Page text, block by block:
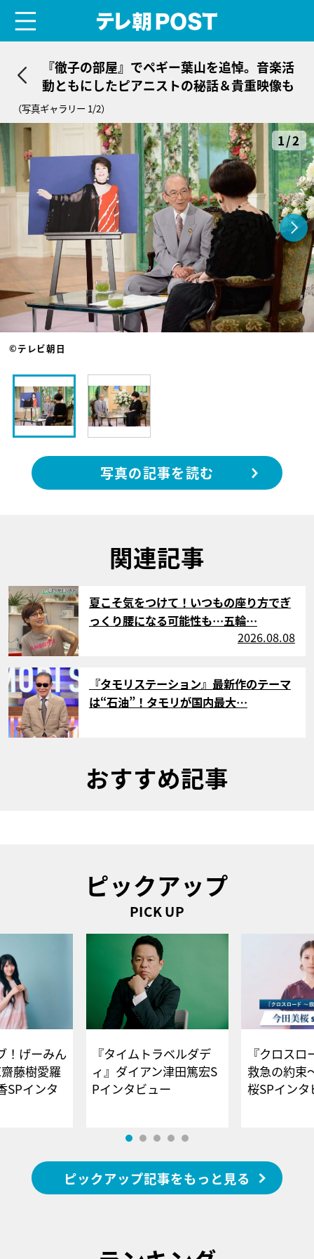
『徹子の部屋』でペギー葉山を追悼。音楽活
動ともにしたピアニストの秘話＆貴重映像も
（写真ギャラリー 1/2）
1/2
©テレビ朝日
写真の記事を読む
関連記事
サムネイル
夏こそ気をつけて！いつもの座り方でぎ
っくり腰になる可能性も…五輪…
2026.08.08
サムネイル
『タモリステーション』最新作のテーマ
は“石油”！タモリが国内最大…
おすすめ記事
ピックアップ
PICK UP
！げーみん
藤樹愛羅
SPインタ
『タイムトラベルダデ
ィ』ダイアン津田篤宏S
Pインタビュー
『クロス
救急の約束
桜SPイ
ピックアップ記事をもっと見る